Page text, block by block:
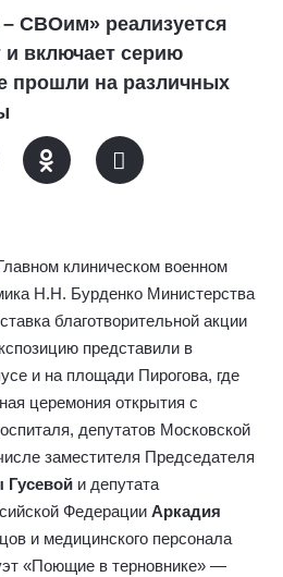
СВОим» реализуется
и включает серию
прошли на различных
клиническом военном
Н.Н. Бурденко Министерства
благотворительной акции
представили в
и на площади Пирогова, где
церемония открытия с
депутатов Московской
заместителя Председателя
и депутата
Федерации Аркадия
и медицинского персонала
«Поющие в терновнике» —